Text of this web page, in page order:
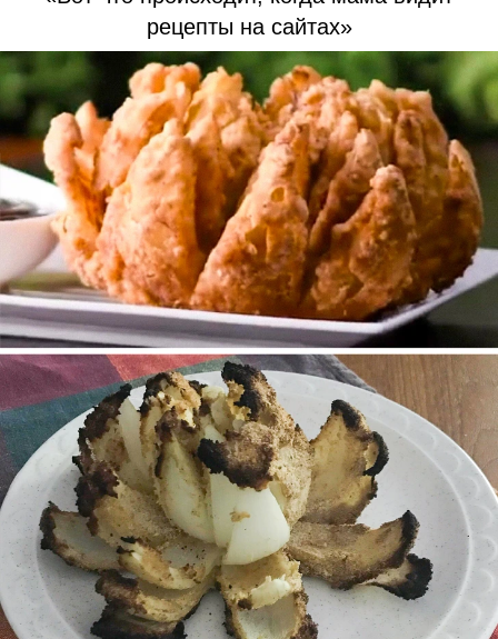
рецепты на сайтах»